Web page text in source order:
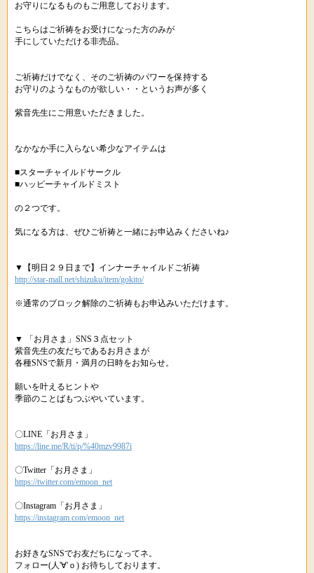
お守りになるものもご用意しております。
こちらはご祈祷をお受けになった方のみが
手にしていただける非売品。
ご祈祷だけでなく、そのご祈祷のパワーを保持する
お守りのようなものが欲しい・・というお声が多く
紫音先生にご用意いただきました。
なかなか手に入らない希少なアイテムは
■スターチャイルドサークル
■ハッピーチャイルドミスト
の２つです。
気になる方は、ぜひご祈祷と一緒にお申込みくださいね♪
▼【明日２９日まで】インナーチャイルドご祈祷
http://star-mall.net/shizuku/item/gokito/
※通常のブロック解除のご祈祷もお申込みいただけます。
▼ 「お月さま」SNS３点セット
紫音先生の友だちであるお月さまが
各種SNSで新月・満月の日時をお知らせ。
願いを叶えるヒントや
季節のことばもつぶやいています。
〇LINE「お月さま」
https://line.me/R/ti/p/%40mzv9987i
〇Twitter「お月さま」
https://twitter.com/emoon_net
〇Instagram「お月さま」
https://instagram.com/emoon_net
お好きなSNSでお友だちになってネ。
フォロー(人'∀'ｏ) お待ちしております。